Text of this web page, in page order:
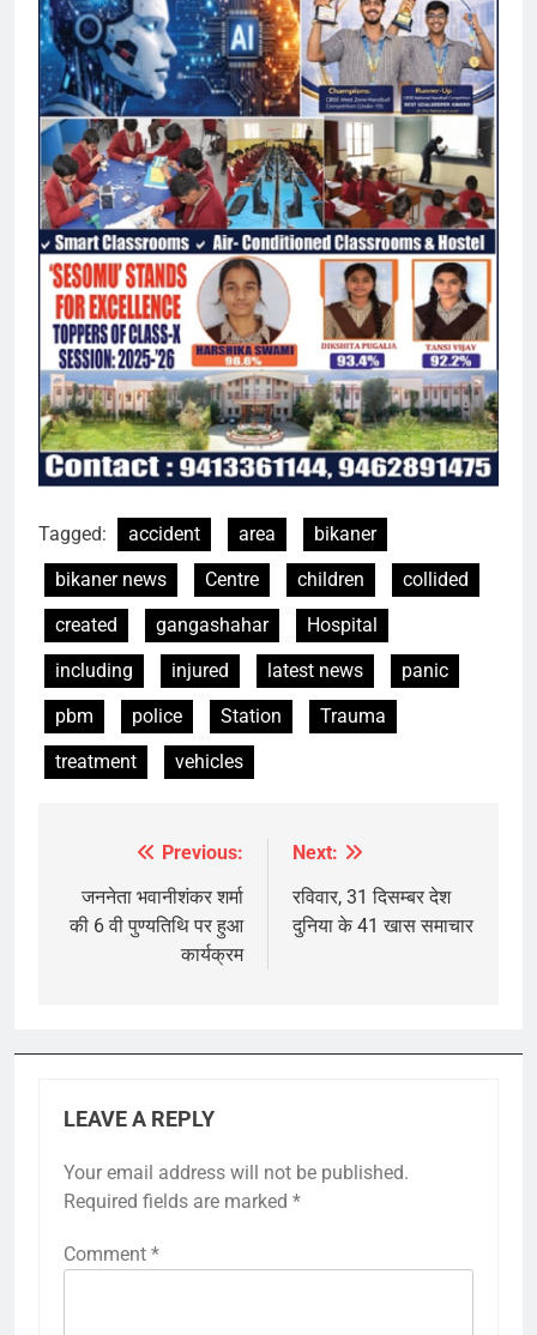
Tagged: accident area
bikaner
bikaner news
Centre children
collided
created
gangashahar
Hospital
including
injured latest news
panic
pbm
police Station
Trauma
treatment
vehicles
navigation
Previous:
जननेता भवानीशंकर शर्मा
की 6 वी पुण्यतिथि पर हुआ
कार्यक्रम
Next:
रविवार, 31 दिसम्बर देश
दुनिया के 41 खास समाचार
LEAVE A REPLY
Your email address will not be published.
Required fields are marked *
Comment *